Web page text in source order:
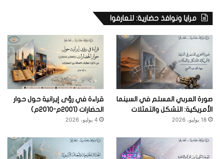
مرايا ونوافذ حضارية: لتعارفوا
صورة العربي المسلم في السينما
الأمريكية: التشكل والتمثلات
18 يوليو، 2026
قراءة في رؤى إيرانية حول حوار
الحضارات (2001م-2010م)
4 يوليو، 2026